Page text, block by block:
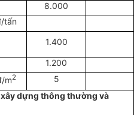
8.000
tấn
1.400
1.200
m2 5
dựng thông thường và